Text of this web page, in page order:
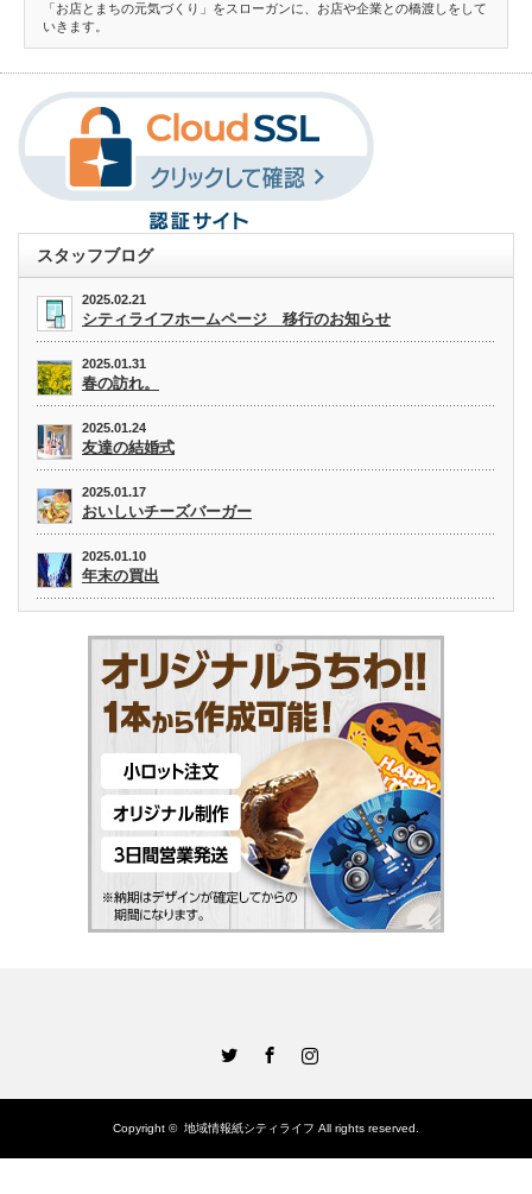
「お店とまちの元気づくり」をスローガンに、お店や企業との橋渡しをして
いきます。
スタッフブログ
2025.02.21
シティライフホームページ 移行のお知らせ
2025.01.31
春の訪れ。
2025.01.24
友達の結婚式
2025.01.17
おいしいチーズバーガー
2025.01.10
年末の買出
Copyright © 地域情報紙シティライフ All rights reserved.